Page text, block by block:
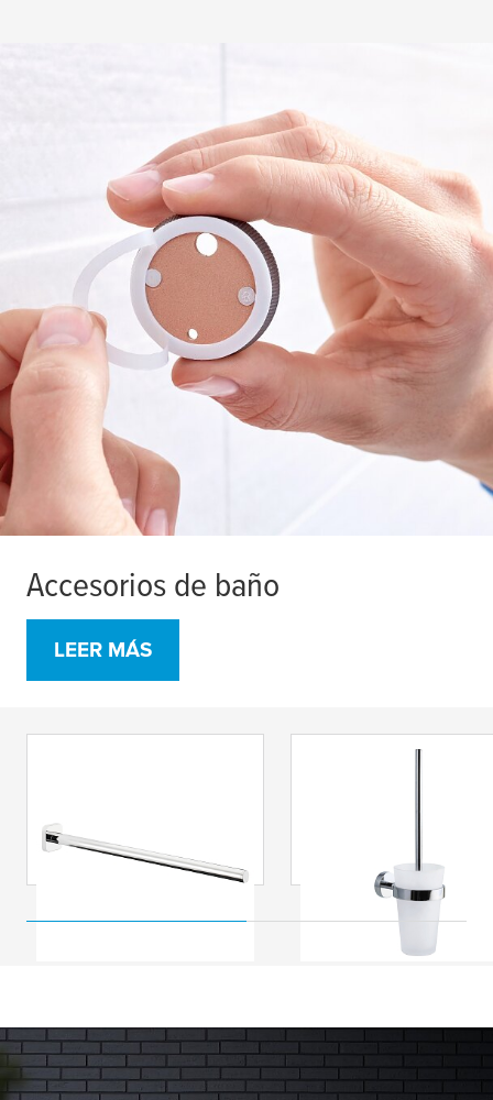
Accesorios de baño
LEER MÁS
(kit recambio BK20-1)
autoadhesivo